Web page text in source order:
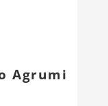
Agrumi